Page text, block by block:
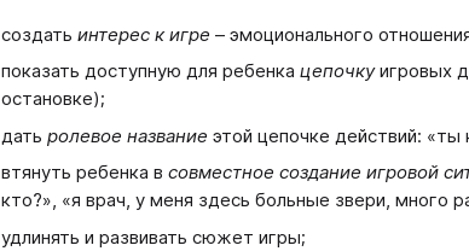
создать интерес к игре – эмоционального
показать доступную для ребенка цепочкуигровых
остановке);
дать ролевое название этой цепочке действий: «ты
втянуть ребенка в совместное создание игровой
кто?», «я врач, у меня здесь больные звери, много
удлинять и развивать сюжет игры;